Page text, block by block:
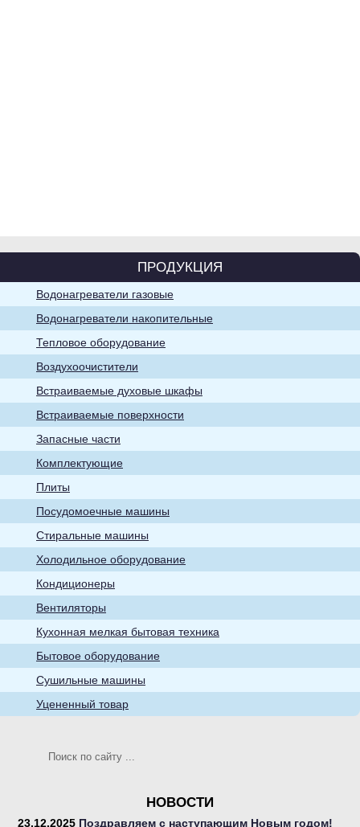
Воздухоочистители
Хозяйственно-
бытовые товары
Кухонная мелкая
бытовая техника
Телевизоры
ПРОДУКЦИЯ
Водонагреватели газовые
Водонагреватели накопительные
Тепловое оборудование
Воздухоочистители
Встраиваемые духовые шкафы
Встраиваемые поверхности
Запасные части
Комплектующие
Плиты
Посудомоечные машины
Стиральные машины
Холодильное оборудование
Кондиционеры
Вентиляторы
Кухонная мелкая бытовая техника
Бытовое оборудование
Сушильные машины
Уцененный товар
НОВОСТИ
23.12.2025 Поздравляем с наступающим Новым годом!